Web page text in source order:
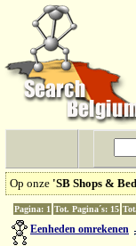
Op onze 'SB Shops &
Pagina: 1 Tot. Pagina´s: 15
Eenheden omrekenen